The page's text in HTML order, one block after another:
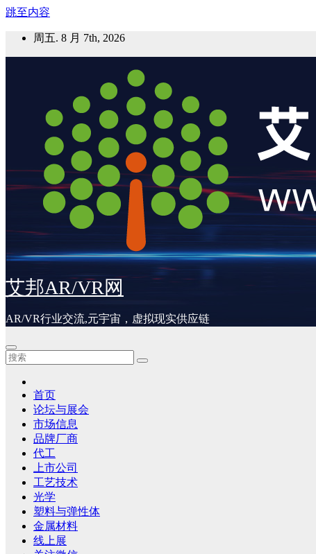
跳至内容
周五. 8 月 7th, 2026
艾邦AR/VR网
AR/VR行业交流,元宇宙，虚拟现实供应链
首页
论坛与展会
市场信息
品牌厂商
代工
上市公司
工艺技术
光学
塑料与弹性体
金属材料
线上展